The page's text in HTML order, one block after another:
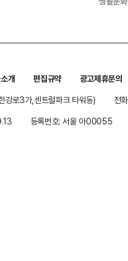
개 편집규약
광고제휴문의
강로3가,센트럴파크 타워동)
전
등록번호: 서울 아00055